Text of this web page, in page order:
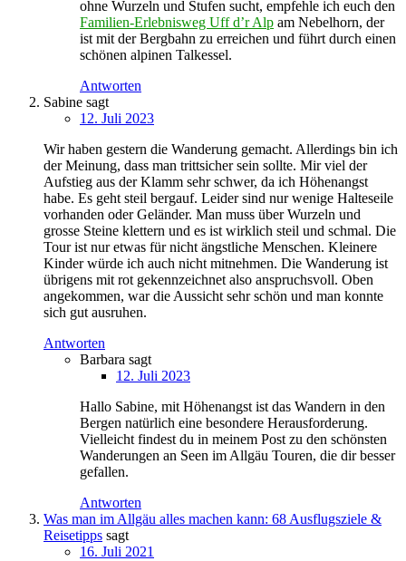
ohne Wurzeln und Stufen sucht, empfehle ich euch den
Familien-Erlebnisweg Uff d’r Alp am Nebelhorn, der
ist mit der Bergbahn zu erreichen und führt durch einen
schönen alpinen Talkessel.
Antworten
Sabine sagt
12. Juli 2023
Wir haben gestern die Wanderung gemacht. Allerdings bin ich
der Meinung, dass man trittsicher sein sollte. Mir viel der
Aufstieg aus der Klamm sehr schwer, da ich Höhenangst
habe. Es geht steil bergauf. Leider sind nur wenige Halteseile
vorhanden oder Geländer. Man muss über Wurzeln und
grosse Steine klettern und es ist wirklich steil und schmal. Die
Tour ist nur etwas für nicht ängstliche Menschen. Kleinere
Kinder würde ich auch nicht mitnehmen. Die Wanderung ist
übrigens mit rot gekennzeichnet also anspruchsvoll. Oben
angekommen, war die Aussicht sehr schön und man konnte
sich gut ausruhen.
Antworten
Barbara sagt
12. Juli 2023
Hallo Sabine, mit Höhenangst ist das Wandern in den
Bergen natürlich eine besondere Herausforderung.
Vielleicht findest du in meinem Post zu den schönsten
Wanderungen an Seen im Allgäu Touren, die dir besser
gefallen.
Antworten
Was man im Allgäu alles machen kann: 68 Ausflugsziele &
Reisetipps sagt
16. Juli 2021